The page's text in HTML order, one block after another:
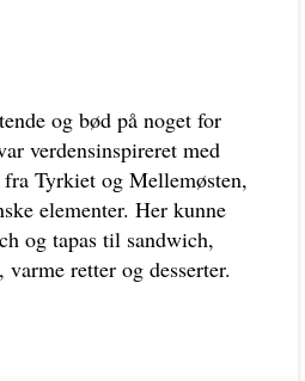
og bød på noget for
verdensinspireret med
Tyrkiet og Mellemøsten,
elementer. Her kunne
og tapas til sandwich,
retter og desserter.